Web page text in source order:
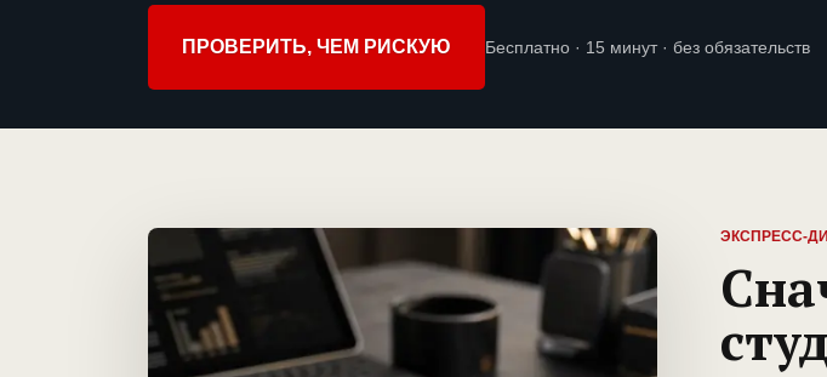
ПРОВЕРИТЬ, ЧЕМ РИСКУЮ Бесплатно · 15 минут · без обязательств
ЭКСПРЕСС-